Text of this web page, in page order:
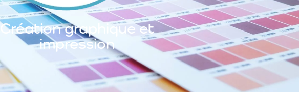
Création graphique et
impression